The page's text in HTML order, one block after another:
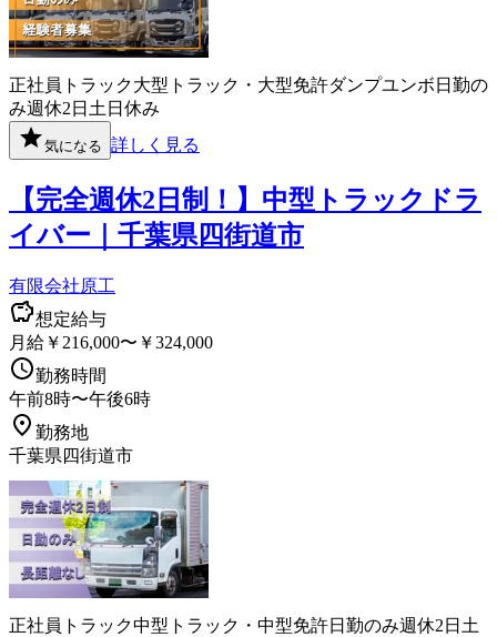
正社員 トラック大型トラック・大型免許ダンプユンボ 日勤の
み週休2日 土日休み
気になる 詳しく見る
【完全週休2日制！】中型トラックドラ
イバー｜千葉県四街道市
有限会社原工
想定給与
月給￥216,000〜￥324,000
勤務時間
午前8時〜午後6時
勤務地
千葉県四街道市
正社員 トラック中型トラック・中型免許日勤のみ週休2日 土